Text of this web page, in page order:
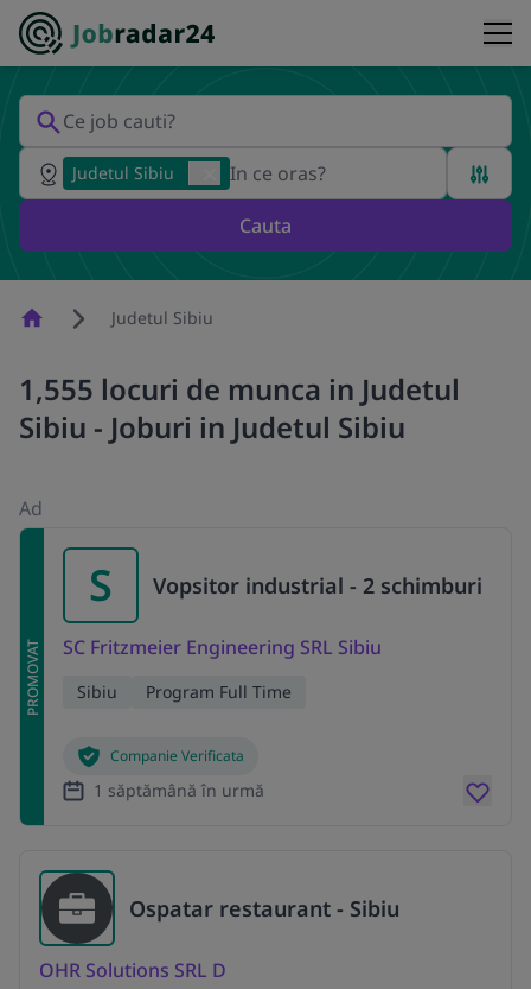
Judetul Sibiu
Cauta
HomepageJudetul Sibiu
1,555 locuri de munca in Judetul
Sibiu - Joburi in Judetul Sibiu
Ad
PROMOVAT
S Vopsitor industrial - 2 schimburi
SC Fritzmeier Engineering SRL Sibiu
Sibiu Program Full Time
Companie Verificata
1 săptămână în urmă
Ospatar restaurant - Sibiu
OHR Solutions SRL D